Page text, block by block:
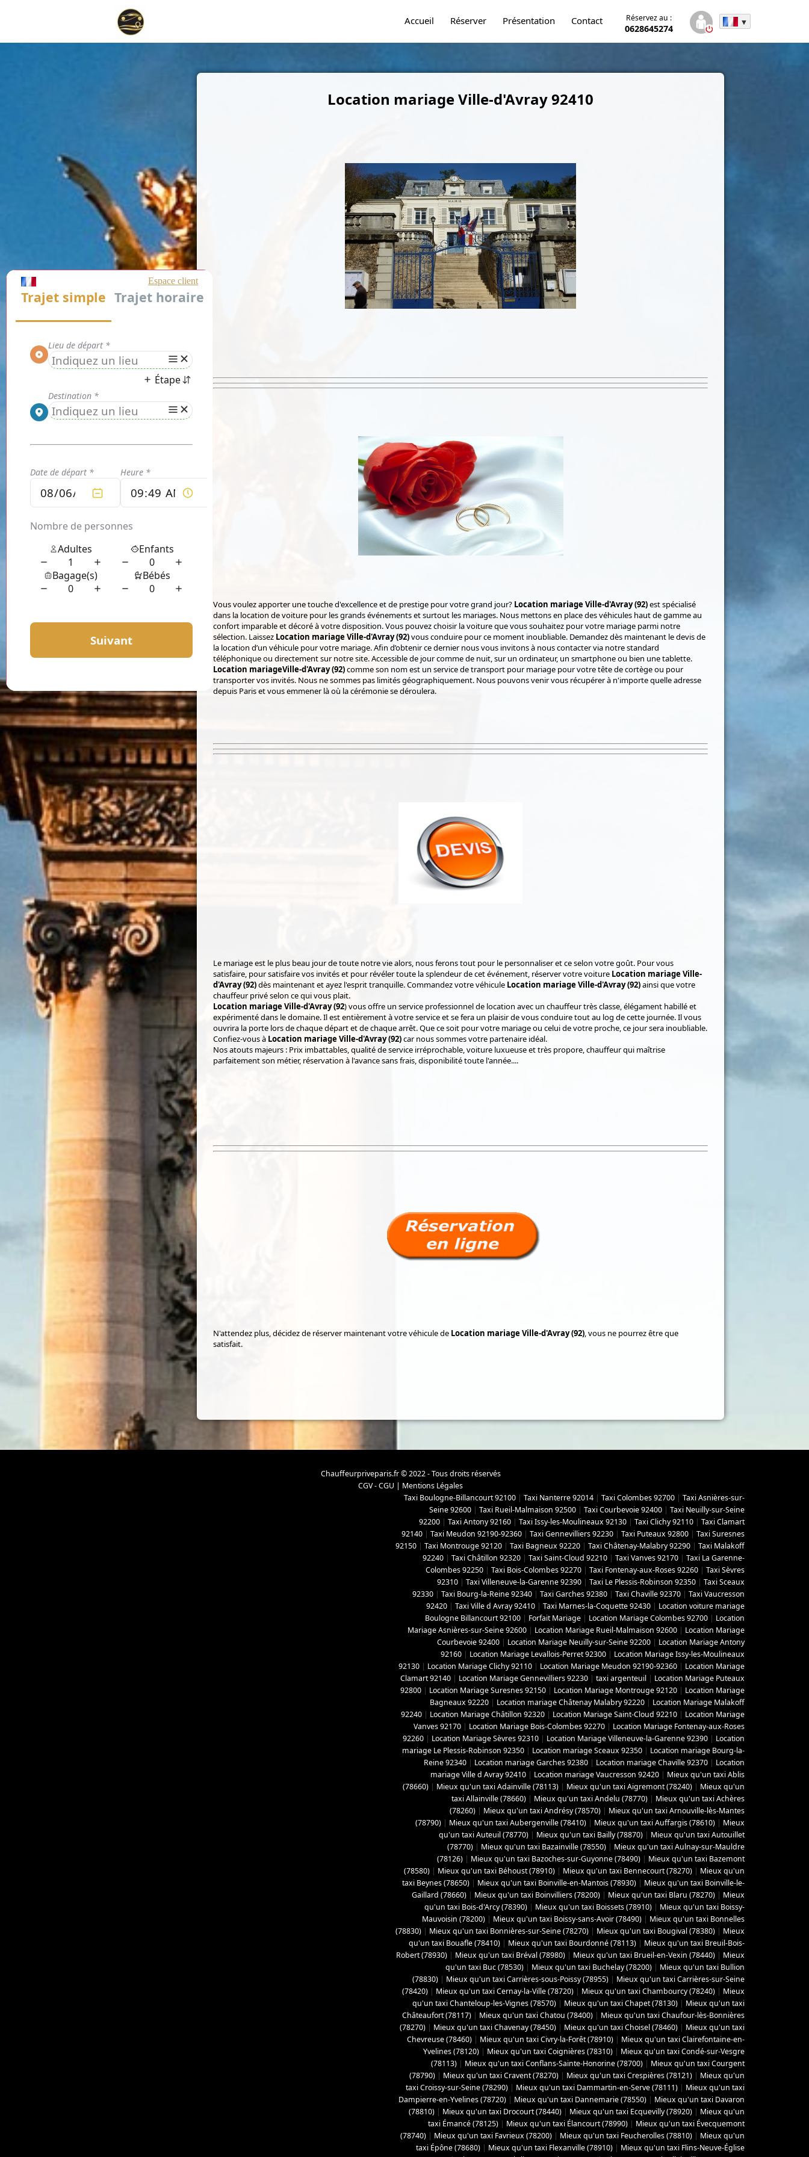
Accueil Réserver Présentation Contact Réservez au :
0628645274
Location mariage Ville-d'Avray92410
Vous voulez apporter une touche d'excellence et de prestige pour votre grand jour? Location mariage Ville-d'Avray (92)est spécialisé
dans la location de voiture pour les grands événements et surtout les mariages. Nous mettons en place des véhicules haut de gamme au
confort imparable et décoré à votre disposition. Vous pouvez choisir la voiture que vous souhaitez pour votre mariage parmi notre
sélection. Laissez Location mariage Ville-d'Avray (92)vous conduire pour ce moment inoubliable. Demandez dès maintenant le devis de
la location d’un véhicule pour votre mariage. Afin d’obtenir ce dernier nous vous invitons à nous contacter via notre standard
téléphonique ou directement sur notre site. Accessible de jour comme de nuit, sur un ordinateur, un smartphone ou bien une tablette.
Location mariageVille-d'Avray (92)comme son nom est un service de transport pour mariage pour votre tête de cortège ou pour
transporter vos invités. Nous ne sommes pas limités géographiquement. Nous pouvons venir vous récupérer à n'importe quelle adresse
depuis Paris et vous emmener là où la cérémonie se déroulera.
Le mariage est le plus beau jour de toute notre vie alors, nous ferons tout pour le personnaliser et ce selon votre goût. Pour vous
satisfaire, pour satisfaire vos invités et pour révéler toute la splendeur de cet événement, réserver votre voiture Location mariage Ville-
d'Avray (92)dès maintenant et ayez l'esprit tranquille. Commandez votre véhicule Location mariage Ville-d'Avray (92)ainsi que votre
chauffeur privé selon ce qui vous plait.
Location mariage Ville-d'Avray (92) vous offre un service professionnel de location avec un chauffeur très classe, élégament habillé et
expérimenté dans le domaine. Il est entièrement à votre service et se fera un plaisir de vous conduire tout au log de cette journée. Il vous
ouvrira la porte lors de chaque départ et de chaque arrêt. Que ce soit pour votre mariage ou celui de votre proche, ce jour sera inoubliable.
Confiez-vous à Location mariage Ville-d'Avray (92)car nous sommes votre partenaire idéal.
Nos atouts majeurs : Prix imbattables, qualité de service irréprochable, voiture luxueuse et très propore, chauffeur qui maîtrise
parfaitement son métier, réservation à l'avance sans frais, disponibilité toute l'année....
N'attendez plus, décidez de réserver maintenant votre véhicule de Location mariage Ville-d'Avray (92), vous ne pourrez être que
satisfait.
Chauffeurpriveparis.fr © 2022 - Tous droits réservés
CGV - CGU | Mentions Légales
Taxi Boulogne-Billancourt 92100 | Taxi Nanterre 92014 | Taxi Colombes 92700 | Taxi Asnières-sur-
Seine 92600 | Taxi Rueil-Malmaison 92500 | Taxi Courbevoie 92400 | Taxi Neuilly-sur-Seine
92200 | Taxi Antony 92160 | Taxi Issy-les-Moulineaux 92130 | Taxi Clichy 92110 | Taxi Clamart
92140 | Taxi Meudon 92190-92360 | Taxi Gennevilliers 92230 | Taxi Puteaux 92800 | Taxi Suresnes
92150 | Taxi Montrouge 92120 | Taxi Bagneux 92220 | Taxi Châtenay-Malabry 92290 | Taxi Malakoff
92240 | Taxi Châtillon 92320 | Taxi Saint-Cloud 92210 | Taxi Vanves 92170 | Taxi La Garenne-
Colombes 92250 | Taxi Bois-Colombes 92270 | Taxi Fontenay-aux-Roses 92260 | Taxi Sèvres
92310 | Taxi Villeneuve-la-Garenne 92390 | Taxi Le Plessis-Robinson 92350 | Taxi Sceaux
92330 | Taxi Bourg-la-Reine 92340 | Taxi Garches 92380 | Taxi Chaville 92370 | Taxi Vaucresson
92420 | Taxi Ville d Avray 92410 | Taxi Marnes-la-Coquette 92430 | Location voiture mariage
Boulogne Billancourt 92100 | Forfait Mariage | Location Mariage Colombes 92700 | Location
Mariage Asnières-sur-Seine 92600 | Location Mariage Rueil-Malmaison 92600 | Location Mariage
Courbevoie 92400 | Location Mariage Neuilly-sur-Seine 92200 | Location Mariage Antony
92160 | Location Mariage Levallois-Perret 92300 | Location Mariage Issy-les-Moulineaux
92130 | Location Mariage Clichy 92110 | Location Mariage Meudon 92190-92360 | Location Mariage
Clamart 92140 | Location Mariage Gennevilliers 92230 | taxi argenteuil | Location Mariage Puteaux
92800 | Location Mariage Suresnes 92150 | Location Mariage Montrouge 92120 | Location Mariage
Bagneaux 92220 | Location mariage Châtenay Malabry 92220 | Location Mariage Malakoff
92240 | Location Mariage Châtillon 92320 | Location Mariage Saint-Cloud 92210 | Location Mariage
Vanves 92170 | Location Mariage Bois-Colombes 92270 | Location Mariage Fontenay-aux-Roses
92260 | Location Mariage Sèvres 92310 | Location Mariage Villeneuve-la-Garenne 92390 | Location
mariage Le Plessis-Robinson 92350 | Location mariage Sceaux 92350 | Location mariage Bourg-la-
Reine 92340 | Location mariage Garches 92380 | Location mariage Chaville 92370 | Location
mariage Ville d Avray 92410 | Location mariage Vaucresson 92420 | Mieux qu'un taxi Ablis
(78660) | Mieux qu'un taxi Adainville (78113) | Mieux qu'un taxi Aigremont (78240) | Mieux qu'un
taxi Allainville (78660) | Mieux qu'un taxi Andelu (78770) | Mieux qu'un taxi Achères
(78260) | Mieux qu'un taxi Andrésy (78570) | Mieux qu'un taxi Arnouville-lès-Mantes
(78790) | Mieux qu'un taxi Aubergenville (78410) | Mieux qu'un taxi Auffargis (78610) | Mieux
qu'un taxi Auteuil (78770) | Mieux qu'un taxi Bailly (78870) | Mieux qu'un taxi Autouillet
(78770) | Mieux qu'un taxi Bazainville (78550) | Mieux qu'un taxi Aulnay-sur-Mauldre
(78126) | Mieux qu'un taxi Bazoches-sur-Guyonne (78490) | Mieux qu'un taxi Bazemont
(78580) | Mieux qu'un taxi Béhoust (78910) | Mieux qu'un taxi Bennecourt (78270) | Mieux qu'un
taxi Beynes (78650) | Mieux qu'un taxi Boinville-en-Mantois (78930) | Mieux qu'un taxi Boinville-le-
Gaillard (78660) | Mieux qu'un taxi Boinvilliers (78200) | Mieux qu'un taxi Blaru (78270) | Mieux
qu'un taxi Bois-d'Arcy (78390) | Mieux qu'un taxi Boissets (78910) | Mieux qu'un taxi Boissy-
Mauvoisin (78200) | Mieux qu'un taxi Boissy-sans-Avoir (78490) | Mieux qu'un taxi Bonnelles
(78830) | Mieux qu'un taxi Bonnières-sur-Seine (78270) | Mieux qu'un taxi Bougival (78380) | Mieux
qu'un taxi Bouafle (78410) | Mieux qu'un taxi Bourdonné (78113) | Mieux qu'un taxi Breuil-Bois-
Robert (78930) | Mieux qu'un taxi Bréval (78980) | Mieux qu'un taxi Brueil-en-Vexin (78440) | Mieux
qu'un taxi Buc (78530) | Mieux qu'un taxi Buchelay (78200) | Mieux qu'un taxi Bullion
(78830) | Mieux qu'un taxi Carrières-sous-Poissy (78955) | Mieux qu'un taxi Carrières-sur-Seine
(78420) | Mieux qu'un taxi Cernay-la-Ville (78720) | Mieux qu'un taxi Chambourcy (78240) | Mieux
qu'un taxi Chanteloup-les-Vignes (78570) | Mieux qu'un taxi Chapet (78130) | Mieux qu'un taxi
Châteaufort (78117) | Mieux qu'un taxi Chatou (78400) | Mieux qu'un taxi Chaufour-lès-Bonnières
(78270) | Mieux qu'un taxi Chavenay (78450) | Mieux qu'un taxi Choisel (78460) | Mieux qu'un taxi
Chevreuse (78460) | Mieux qu'un taxi Civry-la-Forêt (78910) | Mieux qu'un taxi Clairefontaine-en-
Yvelines (78120) | Mieux qu'un taxi Coignières (78310) | Mieux qu'un taxi Condé-sur-Vesgre
(78113) | Mieux qu'un taxi Conflans-Sainte-Honorine (78700) | Mieux qu'un taxi Courgent
(78790) | Mieux qu'un taxi Cravent (78270) | Mieux qu'un taxi Crespières (78121) | Mieux qu'un
taxi Croissy-sur-Seine (78290) | Mieux qu'un taxi Dammartin-en-Serve (78111) | Mieux qu'un taxi
Dampierre-en-Yvelines (78720) | Mieux qu'un taxi Dannemarie (78550) | Mieux qu'un taxi Davaron
(78810) | Mieux qu'un taxi Drocourt (78440) | Mieux qu'un taxi Ecquevilly (78920) | Mieux qu'un
taxi Émancé (78125) | Mieux qu'un taxi Élancourt (78990) | Mieux qu'un taxi Évecquemont
(78740) | Mieux qu'un taxi Favrieux (78200) | Mieux qu'un taxi Feucherolles (78810) | Mieux qu'un
taxi Épône (78680) | Mieux qu'un taxi Flexanville (78910) | Mieux qu'un taxi Flins-Neuve-Église